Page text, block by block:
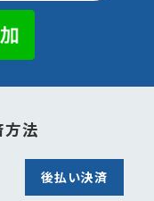
法
後払い決済